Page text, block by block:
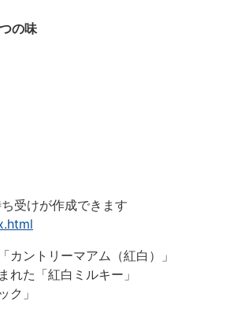
の味
受けが作成できます
トリーマアム（紅白）」
た「紅白ミルキー」
」